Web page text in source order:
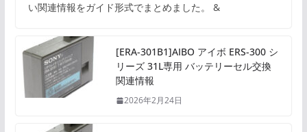
い関連情報をガイド形式でまとめました。 &
[ERA-301B1]AIBO アイボ ERS-300 シ
リーズ 31L専用 バッテリーセル交換
関連情報
2026年2月24日